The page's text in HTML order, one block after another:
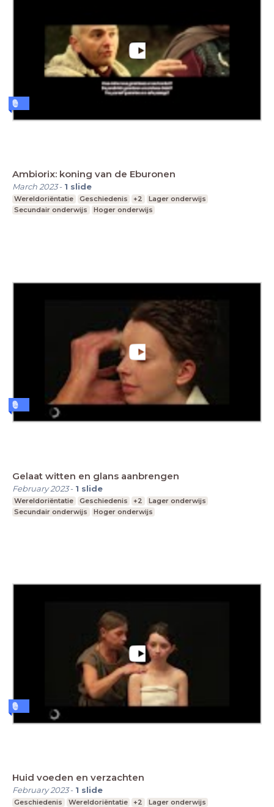
Ambiorix: koning van de Eburonen
March 2023- 1 slide
Wereldoriëntatie Geschiedenis +2
Lager onderwijs
Secundair onderwijs
Hoger onderwijs
Gelaat witten en glans aanbrengen
February 2023- 1 slide
Wereldoriëntatie Geschiedenis +2
Lager onderwijs
Secundair onderwijs
Hoger onderwijs
Huid voeden en verzachten
February 2023- 1 slide
Geschiedenis Wereldoriëntatie +2
Lager onderwijs